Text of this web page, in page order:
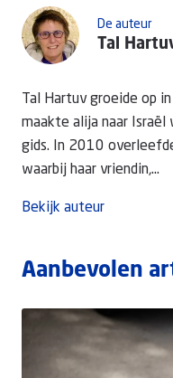
De auteur
Tal
Tal Hartuv groeide op
maakte alija naar Israël
gids. In 2010
waarbij haar vriendin,...
Bekijk auteur
Aanbevolen